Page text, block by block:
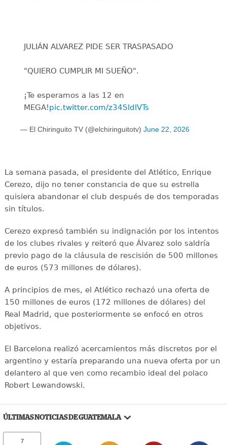
JULIÁN ALVAREZ PIDE SER TRASPASADO
"QUIERO CUMPLIR MI SUEÑO".
¡Te esperamos a las 12 en
MEGA!pic.twitter.com/z34SldlVTs
— El Chiringuito TV (@elchiringuitotv) June 22, 2026
La semana pasada, el presidente del Atlético, Enrique
Cerezo, dijo no tener constancia de que su estrella
quisiera abandonar el club después de dos temporadas
sin títulos.
Cerezo expresó también su indignación por los intentos
de los clubes rivales y reiteró que Álvarez solo saldría
previo pago de la cláusula de rescisión de 500 millones
de euros (573 millones de dólares).
A principios de mes, el Atlético rechazó una oferta de
150 millones de euros (172 millones de dólares) del
Real Madrid, que posteriormente se enfocó en otros
objetivos.
El Barcelona realizó acercamientos más discretos por el
argentino y estaría preparando una nueva oferta por un
delantero al que ven como recambio ideal del polaco
Robert Lewandowski.
ÚLTIMAS NOTICIAS DE GUATEMALA
7